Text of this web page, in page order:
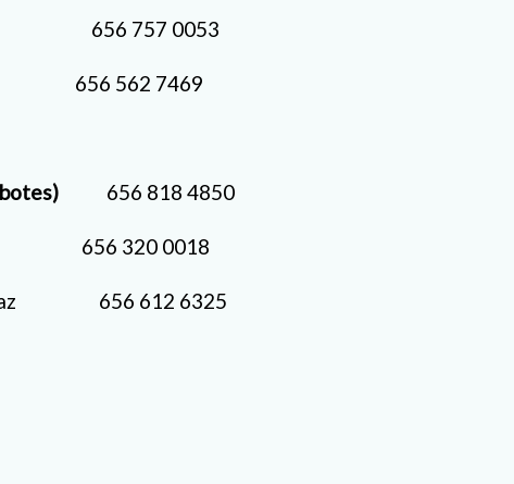
656 757 0053
656 562 7469
656 818 4850
656 320 0018
656 612 6325